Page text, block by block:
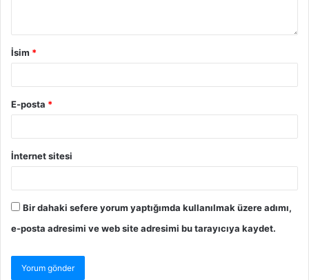
İsim *
E-posta *
İnternet sitesi
Bir dahaki sefere yorum yaptığımda kullanılmak üzere adımı,
e-posta adresimi ve web site adresimi bu tarayıcıya kaydet.